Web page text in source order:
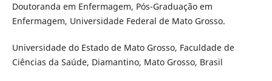
Doutoranda em Enfermagem, Pós-Graduação em
Enfermagem, Universidade Federal de Mato Grosso.
Universidade do Estado de Mato Grosso, Faculdade de
Ciências da Saúde, Diamantino, Mato Grosso, Brasil